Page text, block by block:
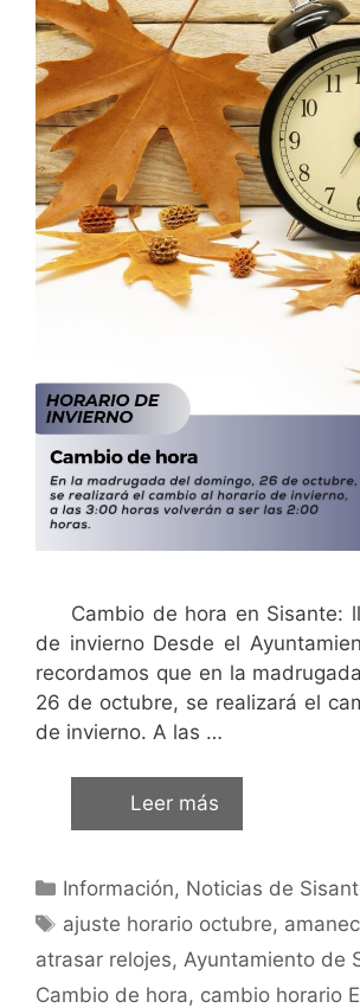
Cambio de hora en Sisante:
de invierno Desde el
recordamos que en la
26 de octubre, se realizará el
de invierno. A las …
Leer más
Información, Noticias de
ajuste horario octubre,
atrasar relojes, Ayuntamiento de
Cambio de hora, cambio horario